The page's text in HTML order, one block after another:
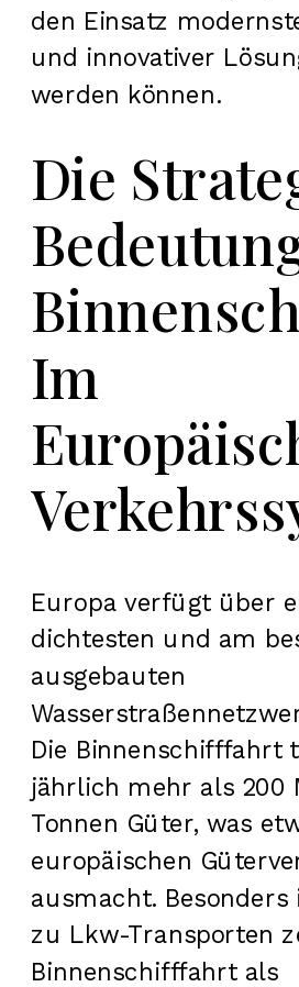
den Einsatz
und innovativer
werden können.
Die
Im
Europa verfügt über
dichtesten und am
ausgebauten
Die Binnenschifffahrt
jährlich mehr als 200
Tonnen Güter, was
europäischen
ausmacht. Besonders
zu Lkw-Transporten
Binnenschifffahrt als